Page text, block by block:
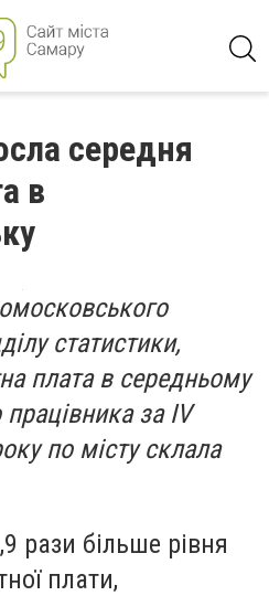
середня
в
статистики,
плата в середньому
за ІV
по місту склала
рази більше рівня
плати,